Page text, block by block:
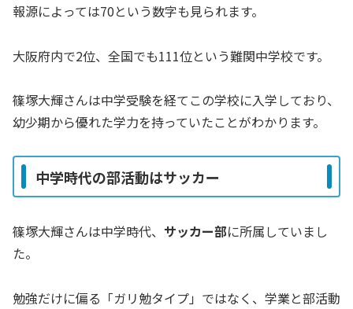
報源によっては70という数字も見られます。
大阪府内で2位、全国でも111位という難関中学校です。
篠塚大輝さんは中学受験を経てこの学校に入学しており、
幼少期から優れた学力を持っていたことがわかります。
中学時代の部活動はサッカー
篠塚大輝さんは中学時代、 サッカー部に所属していまし
た。
勉強だけに偏る「ガリ勉タイプ」ではなく、学業と部活動